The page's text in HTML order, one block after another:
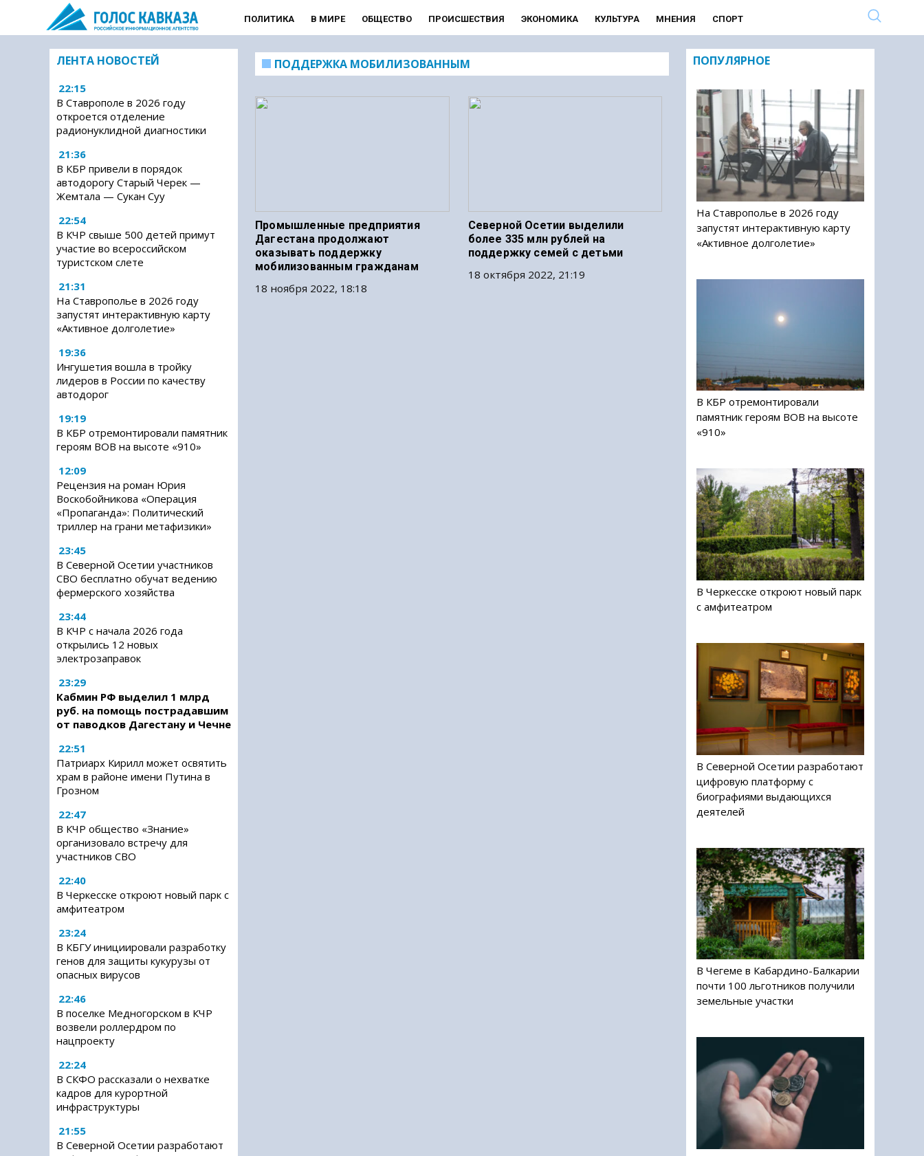
ПОЛИТИКА В МИРЕ ОБЩЕСТВО ПРОИСШЕСТВИЯ ЭКОНОМИКА КУЛЬТУРА МНЕНИЯ СПОРТ
ЛЕНТА НОВОСТЕЙ
22:15
В Ставрополе в 2026 году
откроется отделение
радионуклидной диагностики
21:36
В КБР привели в порядок
автодорогу Старый Черек —
Жемтала — Сукан Суу
22:54
В КЧР свыше 500 детей примут
участие во всероссийском
туристском слете
21:31
На Ставрополье в 2026 году
запустят интерактивную карту
«Активное долголетие»
19:36
Ингушетия вошла в тройку
лидеров в России по качеству
автодорог
19:19
В КБР отремонтировали памятник
героям ВОВ на высоте «910»
12:09
Рецензия на роман Юрия
Воскобойникова «Операция
«Пропаганда»: Политический
триллер на грани метафизики»
23:45
В Северной Осетии участников
СВО бесплатно обучат ведению
фермерского хозяйства
23:44
В КЧР с начала 2026 года
открылись 12 новых
электрозаправок
23:29
Кабмин РФ выделил 1 млрд
руб. на помощь пострадавшим
от паводков Дагестану и Чечне
22:51
Патриарх Кирилл может освятить
храм в районе имени Путина в
Грозном
22:47
В КЧР общество «Знание»
организовало встречу для
участников СВО
22:40
В Черкесске откроют новый парк с
амфитеатром
23:24
В КБГУ инициировали разработку
генов для защиты кукурузы от
опасных вирусов
22:46
В поселке Медногорском в КЧР
возвели роллердром по
нацпроекту
22:24
В СКФО рассказали о нехватке
кадров для курортной
инфраструктуры
21:55
В Северной Осетии разработают
ПОДДЕРЖКА МОБИЛИЗОВАННЫМ
Промышленные предприятия
Дагестана продолжают
оказывать поддержку
мобилизованным гражданам
18 ноября 2022, 18:18
Северной Осетии выделили
более 335 млн рублей на
поддержку семей с детьми
18 октября 2022, 21:19
ПОПУЛЯРНОЕ
На Ставрополье в 2026 году
запустят интерактивную карту
«Активное долголетие»
В КБР отремонтировали
памятник героям ВОВ на высоте
«910»
В Черкесске откроют новый парк
с амфитеатром
В Северной Осетии разработают
цифровую платформу с
биографиями выдающихся
деятелей
В Чегеме в Кабардино-Балкарии
почти 100 льготников получили
земельные участки